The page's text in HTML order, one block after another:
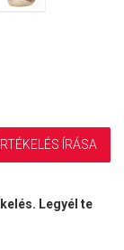
ÍRÁSA
Legyél te